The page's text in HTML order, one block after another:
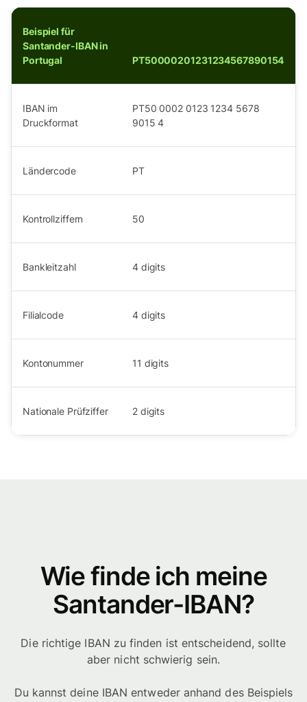
Beispiel für
Santander-IBAN in
Portugal
PT50000201231234567890154
IBAN im
Druckformat
PT50 0002 0123 1234 5678
9015 4
Ländercode PT
Kontrollziffern 50
Bankleitzahl 4 digits
Filialcode 4 digits
Kontonummer 11 digits
Nationale Prüfziffer 2 digits
Wie finde ich meine
Santander-IBAN?
Die richtige IBAN zu finden ist entscheidend, sollte
aber nicht schwierig sein.
Du kannst deine IBAN entweder anhand des Beispiels